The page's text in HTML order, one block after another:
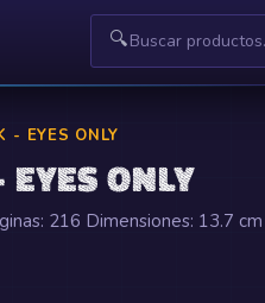
🔍
- EYES ONLY
ONLY
216 Dimensiones: 13.7